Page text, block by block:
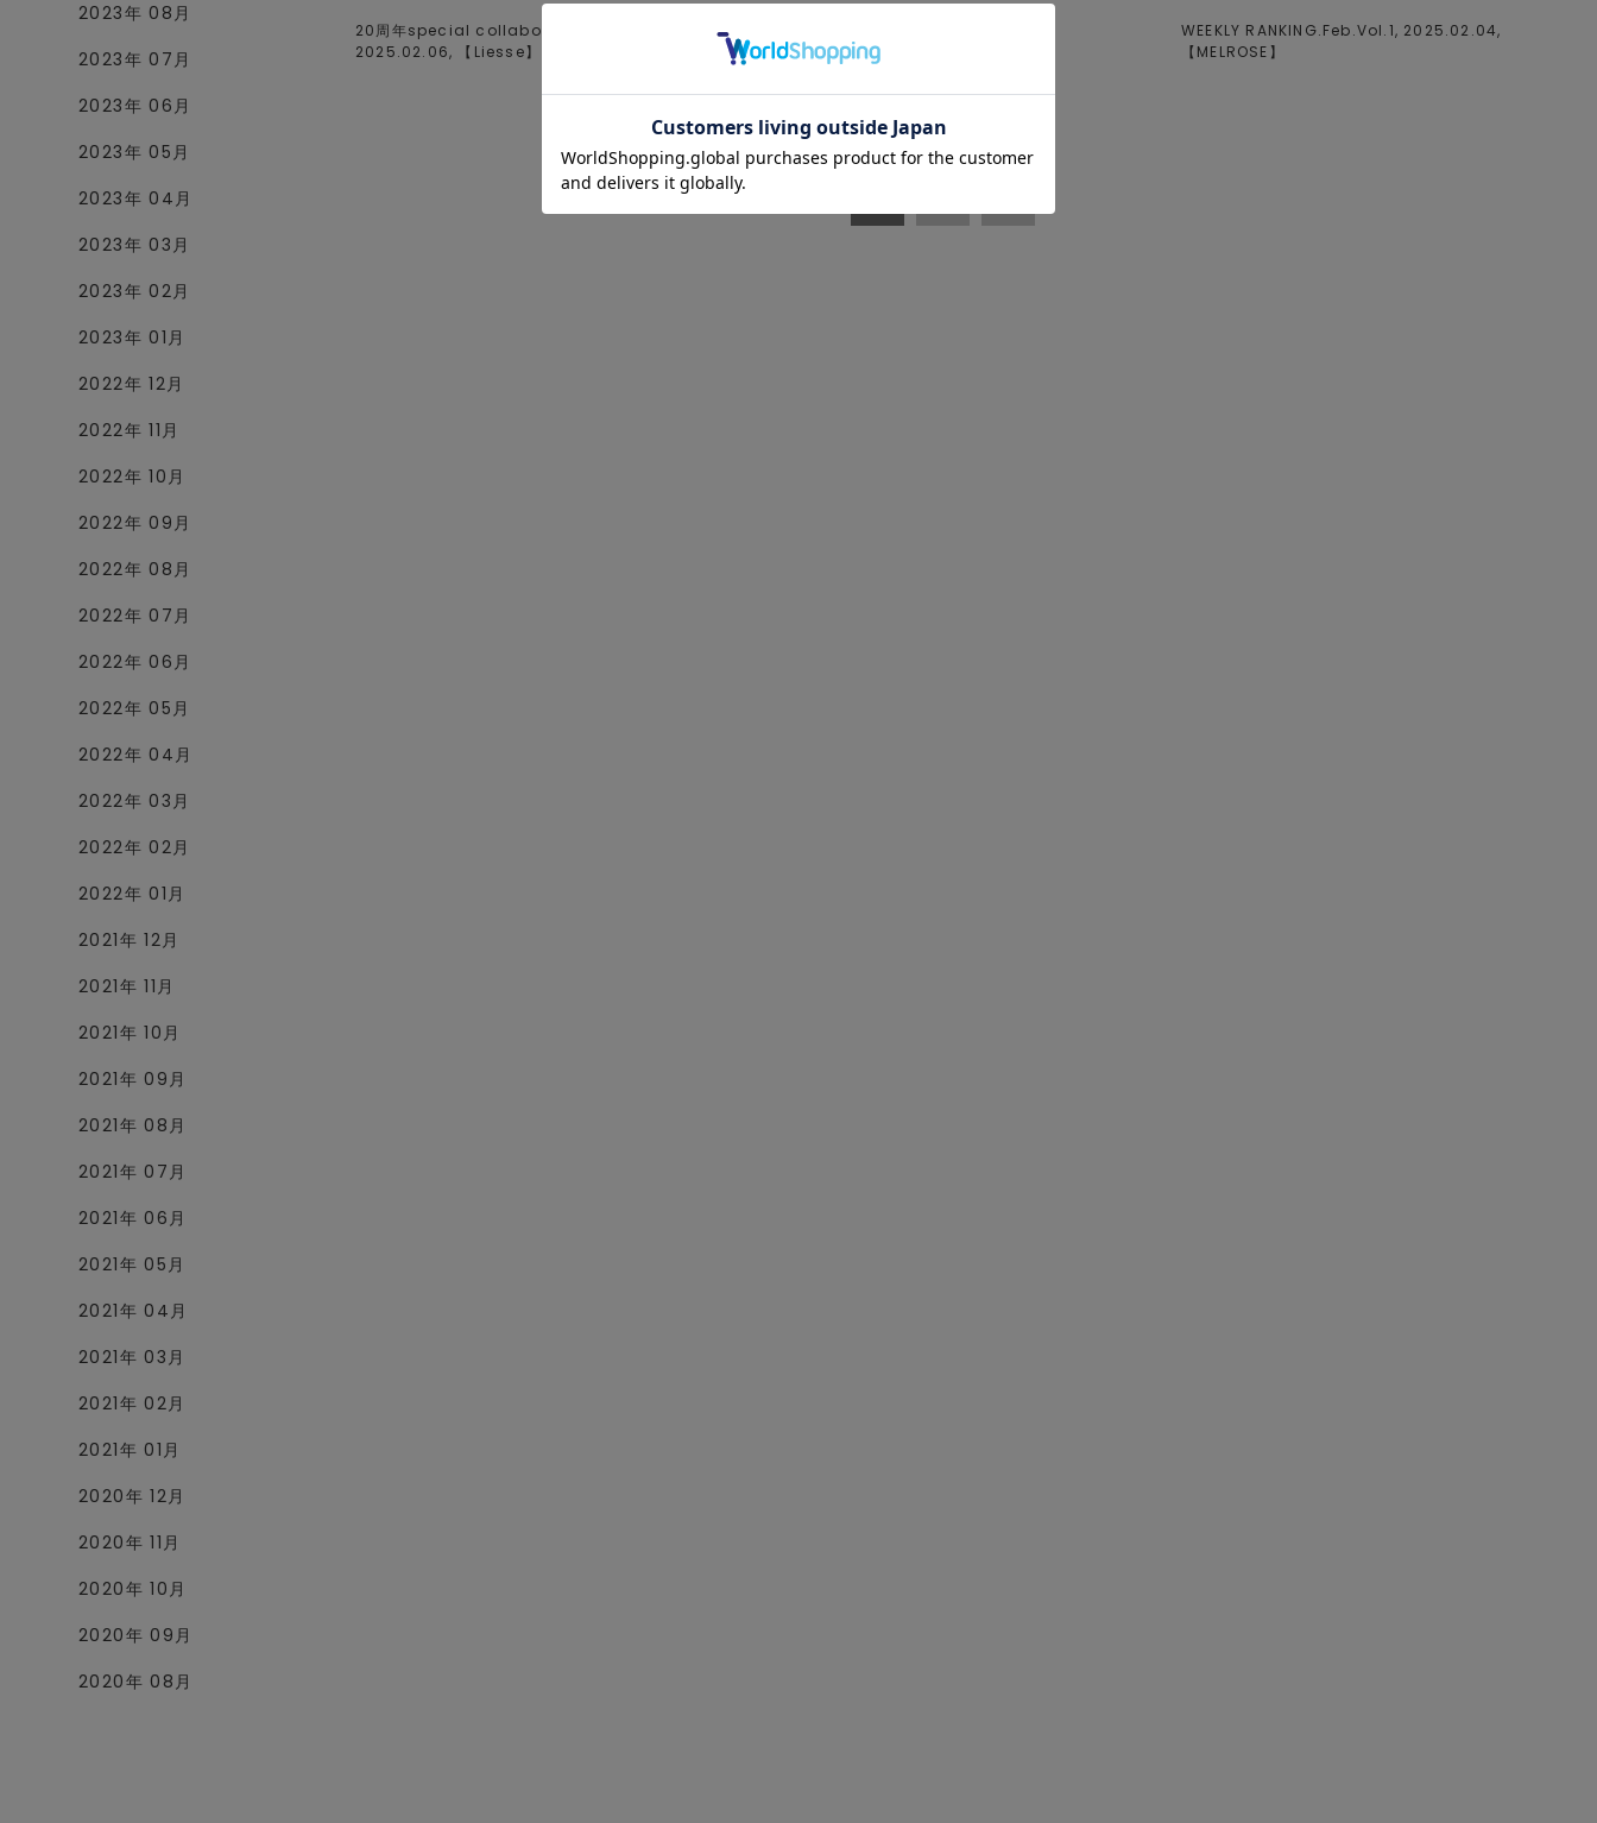
2023年 08月
2023年 07月
2023年 06月
2023年 05月
2023年 04月
2023年 03月
2023年 02月
2023年 01月
2022年 12月
2022年 11月
2022年 10月
2022年 09月
2022年 08月
2022年 07月
2022年 06月
2022年 05月
2022年 04月
2022年 03月
2022年 02月
2022年 01月
2021年 12月
2021年 11月
2021年 10月
2021年 09月
2021年 08月
2021年 07月
2021年 06月
2021年 05月
2021年 04月
2021年 03月
2021年 02月
2021年 01月
2020年 12月
2020年 11月
2020年 10月
2020年 09月
2020年 08月
20周年special collaboration #1,
2025.02.06, 【 Liesse】
2025.02.06, 【
WEEKLY RANKING.Feb.Vol.1, 2025.02.04,
【 MELROSE 】
1/2 ページ全13件